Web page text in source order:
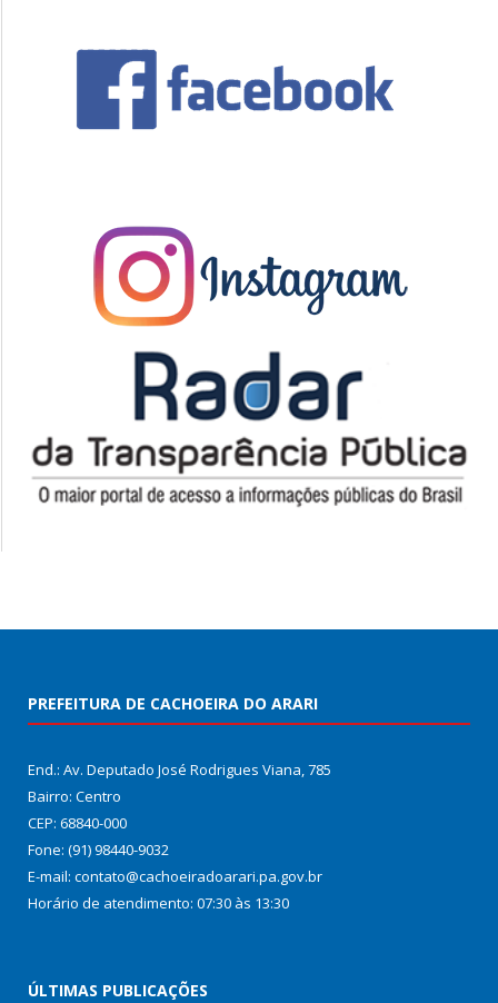
PREFEITURA DE CACHOEIRA DO ARARI
End.: Av. Deputado José Rodrigues Viana, 785
Bairro: Centro
CEP: 68840-000
Fone: (91) 98440-9032
E-mail: contato@cachoeiradoarari.pa.gov.br
Horário de atendimento: 07:30 às 13:30
ÚLTIMAS PUBLICAÇÕES